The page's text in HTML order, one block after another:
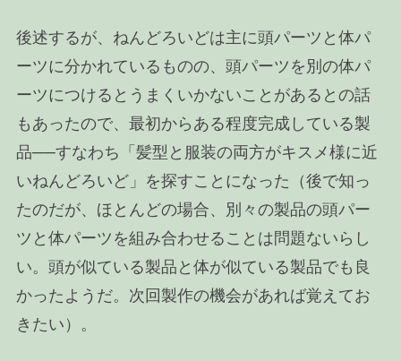
後述するが、ねんどろいどは主に頭パーツと体パ
ーツに分かれているものの、頭パーツを別の体パ
ーツにつけるとうまくいかないことがあるとの話
もあったので、最初からある程度完成している製
品──すなわち「髪型と服装の両方がキスメ様に近
いねんどろいど」を探すことになった（後で知っ
たのだが、ほとんどの場合、別々の製品の頭パー
ツと体パーツを組み合わせることは問題ないらし
い。頭が似ている製品と体が似ている製品でも良
かったようだ。次回製作の機会があれば覚えてお
きたい）。